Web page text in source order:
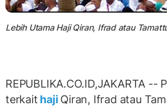
Lebih Utama Haji Qiran, Ifrad atau
REPUBLIKA.CO.ID,JAKARTA --
terkait haji Qiran, Ifrad atau